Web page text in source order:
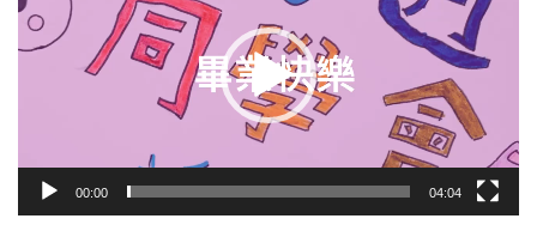
播
放
00:00 04:04